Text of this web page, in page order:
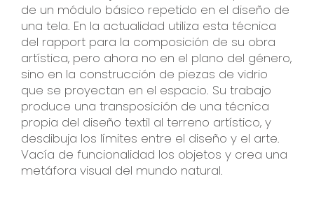
de un módulo básico repetido en el diseño de
una tela. En la actualidad utiliza esta técnica
del rapport para la composición de su obra
artística, pero ahora no en el plano del género,
sino en la construcción de piezas de vidrio
que se proyectan en el espacio. Su trabajo
produce una transposición de una técnica
propia del diseño textil al terreno artístico, y
desdibuja los límites entre el diseño y el arte.
Vacía de funcionalidad los objetos y crea una
metáfora visual del mundo natural.